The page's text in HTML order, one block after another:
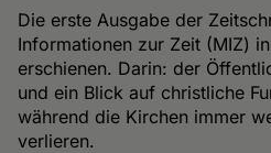
Die erste Ausgabe der
Informationen zur Zeit (MIZ)
erschienen. Darin: der
und ein Blick auf christliche
während die Kirchen immer
verlieren.